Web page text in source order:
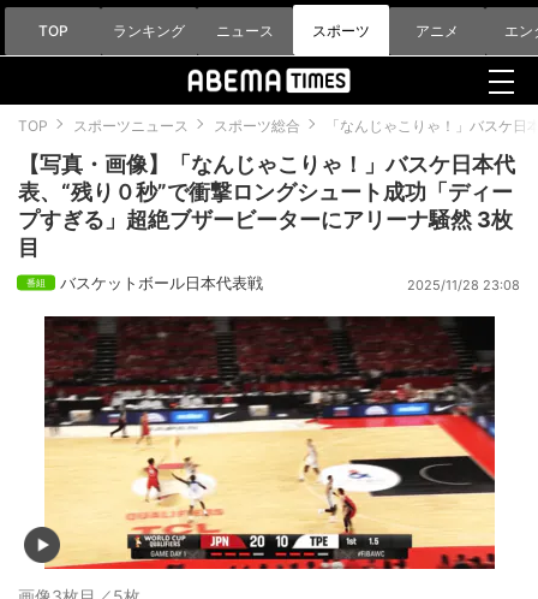
TOP ランキング ニュース スポーツ アニメ エン
TOP スポーツニュース スポーツ総合 「なんじゃこりゃ！」バスケ
【写真・画像】「なんじゃこりゃ！」バスケ日本代
表、“残り０秒”で衝撃ロングシュート成功「ディー
プすぎる」超絶ブザービーターにアリーナ騒然 3枚
目
バスケットボール日本代表戦 2025/11/28 23:08